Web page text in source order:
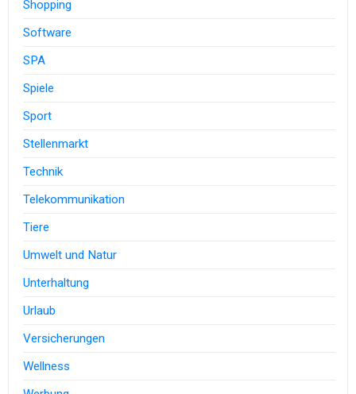
Shopping
Software
SPA
Spiele
Sport
Stellenmarkt
Technik
Telekommunikation
Tiere
Umwelt und Natur
Unterhaltung
Urlaub
Versicherungen
Wellness